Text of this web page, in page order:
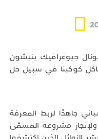
جيوغرافيك ينبشون
كوكبنا في سبيل حل
جاهدًا لربط المعرفة
ولإنجاز مشروعه المسمّى